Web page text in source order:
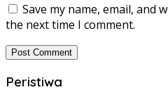
Save my name, email, and
the next time I comment.
Peristiwa